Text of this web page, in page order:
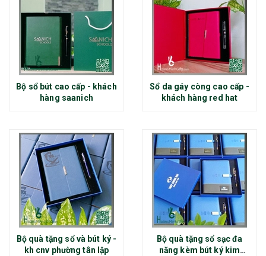
Bộ sổ bút cao cấp - khách
hàng saanich
Sổ da gáy còng cao cấp -
khách hàng red hat
Bộ quà tặng sổ và bút ký -
kh cnv phường tân lập
Bộ quà tặng sổ sạc đa
năng kèm bút ký kim